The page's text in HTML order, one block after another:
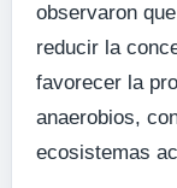
observaron
reducir la
favorecer la
anaerobios,
ecosistemas